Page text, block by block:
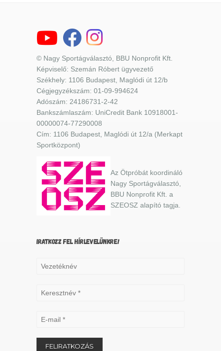
© Nagy Sportágválasztó, BBU Nonprofit Kft.
Képviselő: Szemán Róbert ügyvezető
Székhely: 1106 Budapest, Maglódi út 12/b
Cégjegyzékszám: 01-09-994624
Adószám: 24186731-2-42
Bankszámlaszám: UniCredit Bank 10918001-
00000074-77290008
Cím: 1106 Budapest, Maglódi út 12/a (Merkapt
Sportközpont)
Az Ötpróbát koordináló
Nagy Sportágválasztó,
BBU Nonprofit Kft. a
SZEOSZ alapító tagja.
IRATKOZZ FEL HÍRLEVELÜNKRE!